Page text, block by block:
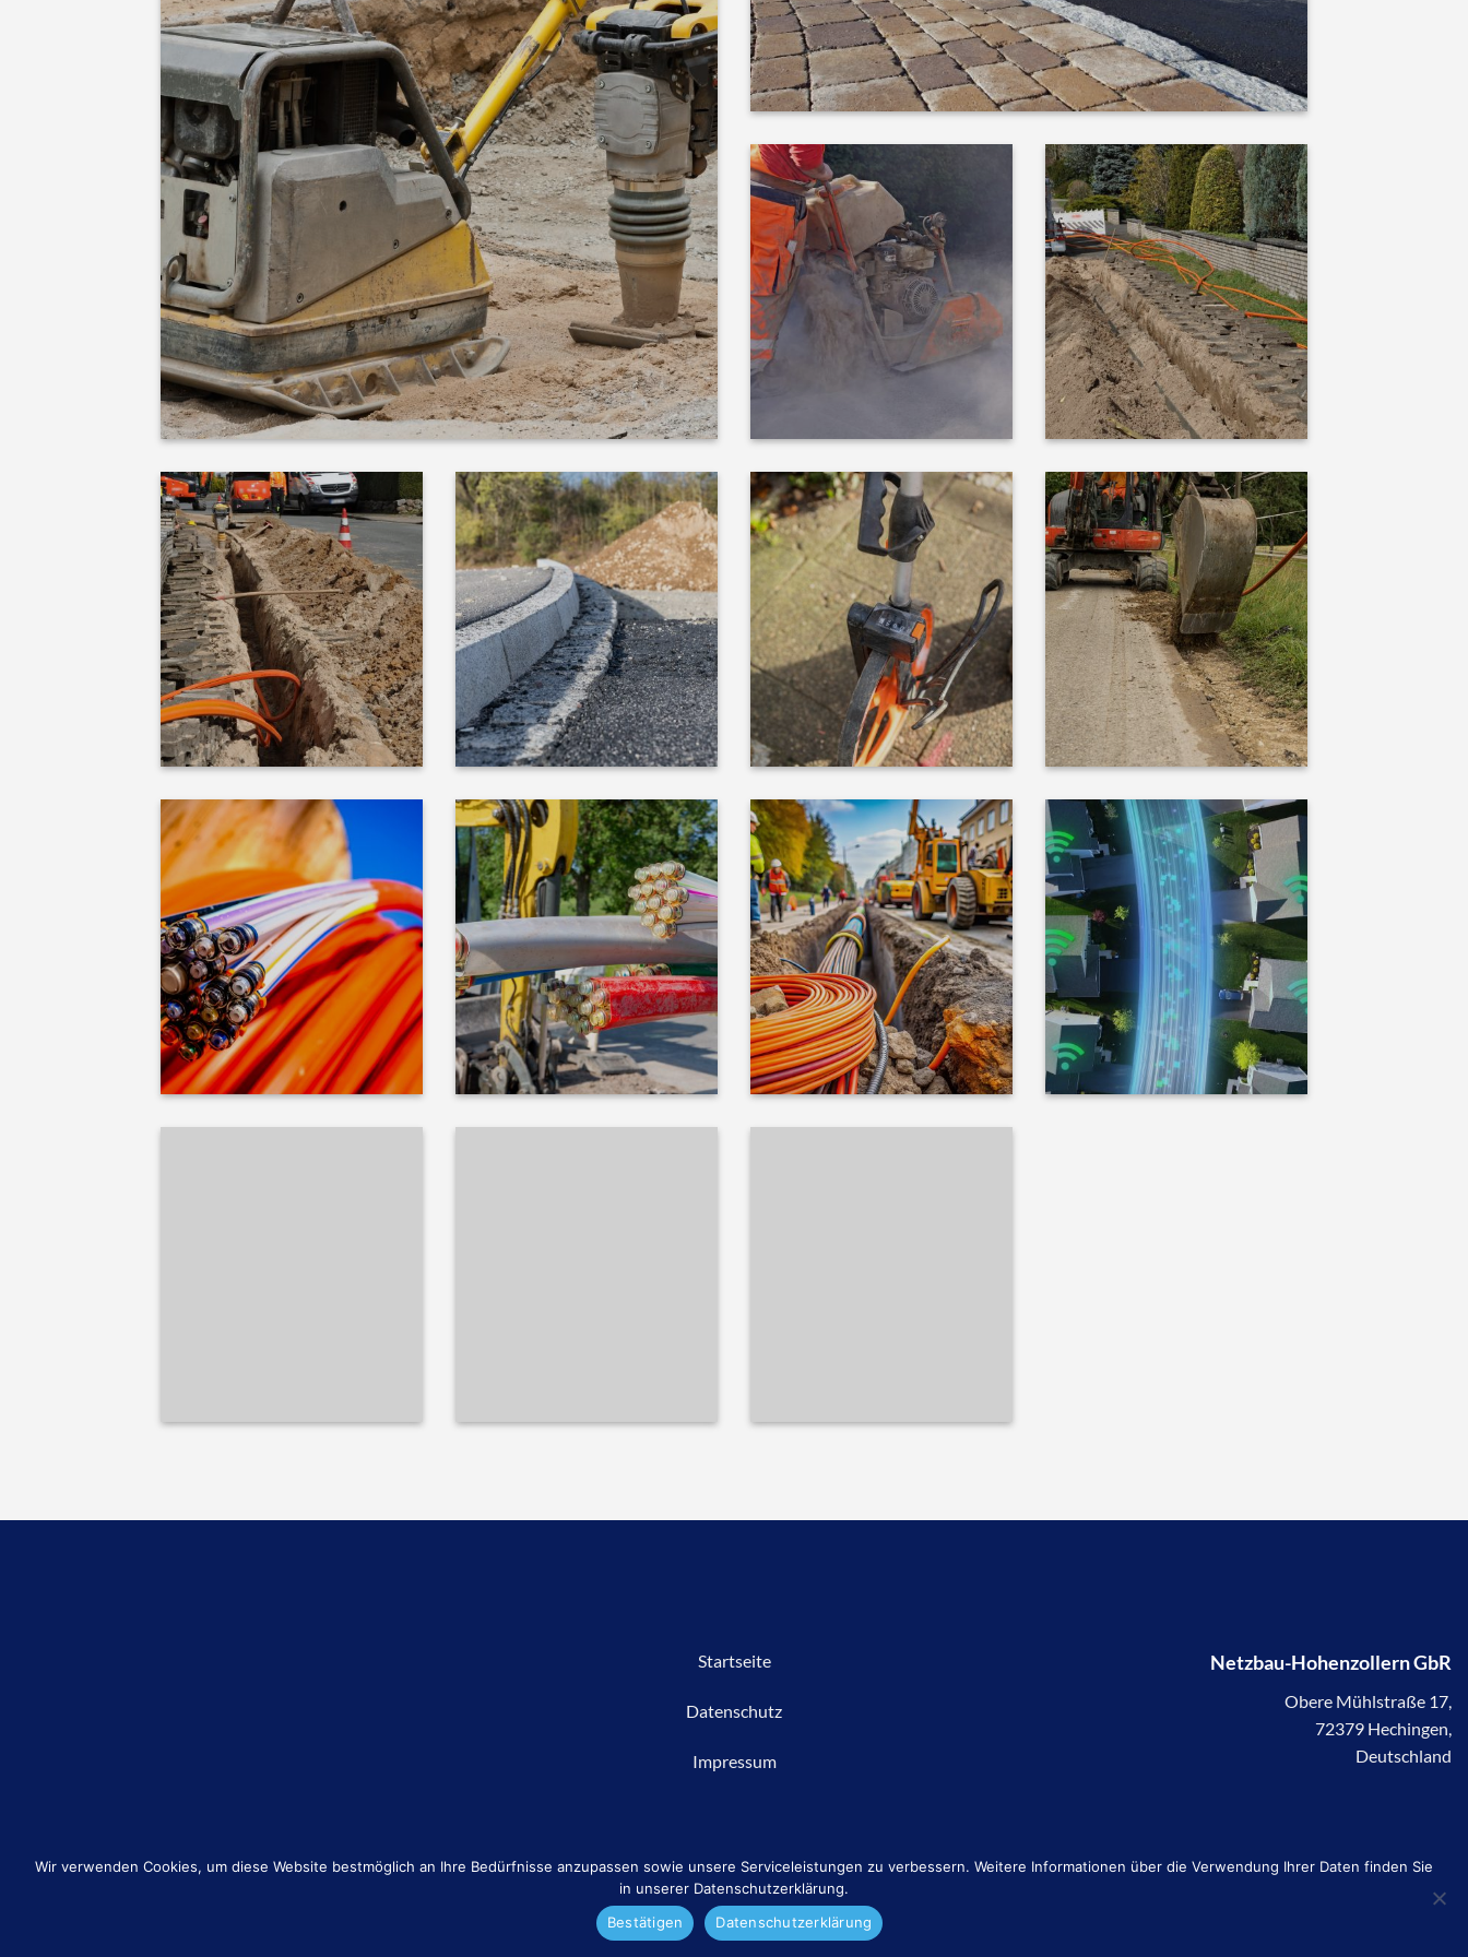
Startseite
Datenschutz
Impressum
Netzbau-Hohenzollern GbR
Obere Mühlstraße 17,
72379 Hechingen,
Deutschland
Wir verwenden Cookies, um diese Website bestmöglich an Ihre Bedürfnisse anzupassen sowie unsere Serviceleistungen zu verbessern. Weitere Informationen über die Verwendung Ihrer Daten finden Sie
in unserer Datenschutzerklärung.
Bestätigen
Datenschutzerklärung